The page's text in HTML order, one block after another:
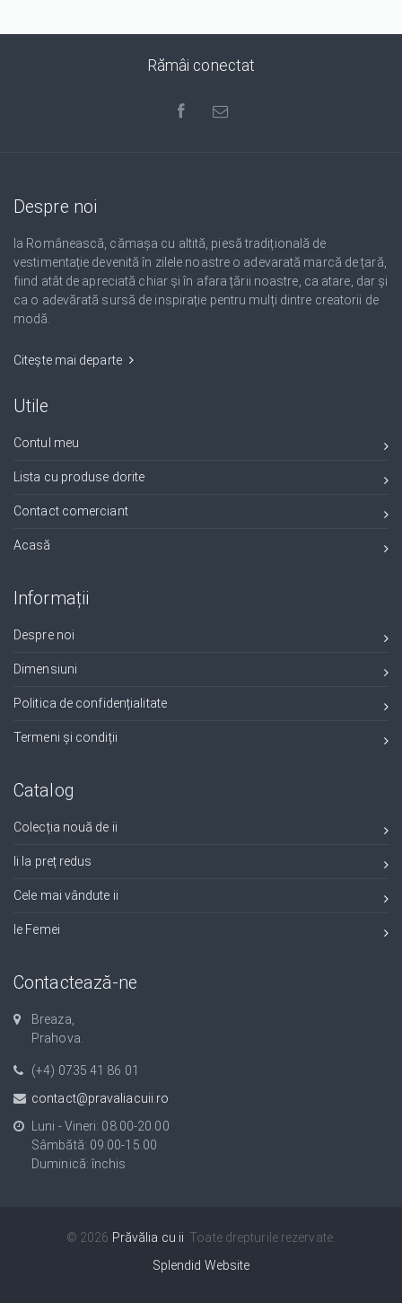
Rămâi conectat
Despre noi
Ia Românească, cămașa cu altită, piesă tradițională de
vestimentație devenită în zilele noastre o adevarată marcă de țară,
fiind atât de apreciată chiar și în afara țării noastre, ca atare, dar și
ca o adevărată sursă de inspirație pentru mulți dintre creatorii de
modă.
Citește mai departe
Utile
Contul meu
Lista cu produse dorite
Contact comerciant
Acasă
Informații
Despre noi
Dimensiuni
Politica de confidențialitate
Termeni și condiții
Catalog
Colecția nouă de ii
Ii la preț redus
Cele mai vândute ii
Ie Femei
Contactează-ne
Breaza,
Prahova.
(+4) 0735 41 86 01
contact@pravaliacuii.ro
Luni - Vineri: 08.00-20.00
Sâmbătă: 09.00-15.00
Duminică: închis
© 2026 Prăvălia cu ii. Toate drepturile rezervate.
Splendid Website